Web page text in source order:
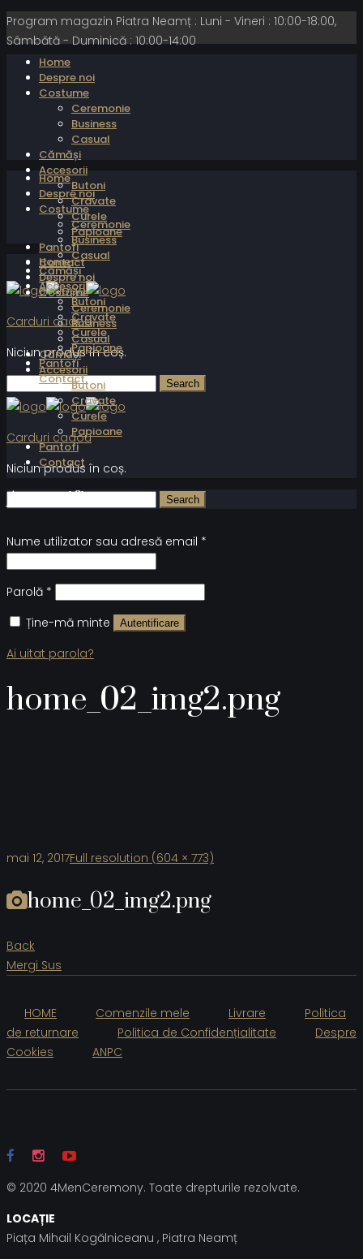
Program magazin Piatra Neamț : Luni - Vineri : 10:00-18:00,
Sâmbătă - Duminică : 10:00-14:00
Home
Despre noi
Costume
Ceremonie
Business
Casual
Cămăși
Accesorii
Butoni
Cravate
Curele
Papioane
Pantofi
Contact
Carduri cadou
Niciun produs în coș.
Home
Despre noi
Costume
Ceremonie
Business
Casual
Cămăși
Accesorii
Butoni
Cravate
Curele
Papioane
Pantofi
Contact
Carduri cadou
Niciun produs în coș.
Home
Despre noi
Costume
Ceremonie
Business
Casual
Cămăși
Accesorii
Butoni
Cravate
Curele
Papioane
Pantofi
Contact
Autentificare
Nume utilizator sau adresă email *
Parolă *
Ține-mă minte
Autentificare
Ai uitat parola?
home_02_img2.png
mai 12, 2017Full resolution (604 × 773)
home_02_img2.png
Back
Mergi Sus
HOME Comenzile mele Livrare
Politica
de returnare
Politica de Confidențialitate
Despre
Cookies
ANPC
© 2020 4MenCeremony. Toate drepturile rezolvate.
LOCAȚIE
Piața Mihail Kogălniceanu , Piatra Neamț